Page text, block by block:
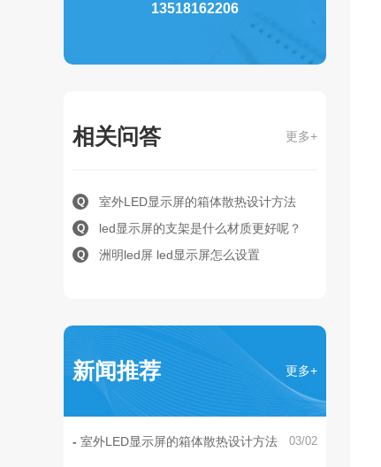
13518162206
相关问答 更多+
Q 室外LED显示屏的箱体散热设计方法
Q led显示屏的支架是什么材质更好呢？
Q 洲明led屏 led显示屏怎么设置
新闻推荐 更多+
室外LED显示屏的箱体散热设计方法 03/02